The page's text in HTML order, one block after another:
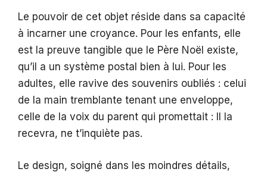
Le pouvoir de cet objet réside dans sa capacité
à incarner une croyance. Pour les enfants, elle
est la preuve tangible que le Père Noël existe,
qu’il a un système postal bien à lui. Pour les
adultes, elle ravive des souvenirs oubliés : celui
de la main tremblante tenant une enveloppe,
celle de la voix du parent qui promettait : Il la
recevra, ne t’inquiète pas.
Le design, soigné dans les moindres détails,